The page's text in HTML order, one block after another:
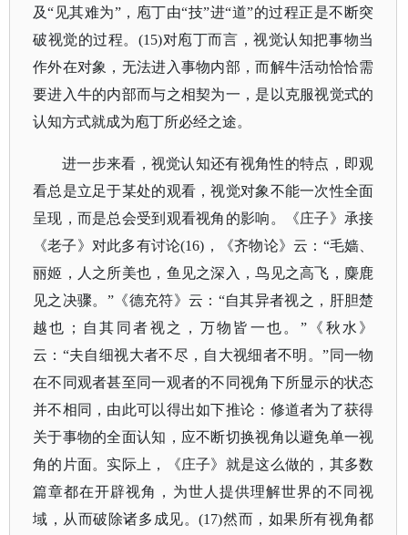
及“见其难为”，庖丁由“技”进“道”的过程正是不断突
破视觉的过程。(15)对庖丁而言，视觉认知把事物当
作外在对象，无法进入事物内部，而解牛活动恰恰需
要进入牛的内部而与之相契为一，是以克服视觉式的
认知方式就成为庖丁所必经之途。
进一步来看，视觉认知还有视角性的特点，即观
看总是立足于某处的观看，视觉对象不能一次性全面
呈现，而是总会受到观看视角的影响。《庄子》承接
《老子》对此多有讨论(16)，《齐物论》云：“毛嫱、
丽姬，人之所美也，鱼见之深入，鸟见之高飞，麋鹿
见之决骤。”《德充符》云：“自其异者视之，肝胆楚
越也；自其同者视之，万物皆一也。”《秋水》
云：“夫自细视大者不尽，自大视细者不明。”同一物
在不同观者甚至同一观者的不同视角下所显示的状态
并不相同，由此可以得出如下推论：修道者为了获得
关于事物的全面认知，应不断切换视角以避免单一视
角的片面。实际上，《庄子》就是这么做的，其多数
篇章都在开辟视角，为世人提供理解世界的不同视
域，从而破除诸多成见。(17)然而，如果所有视角都